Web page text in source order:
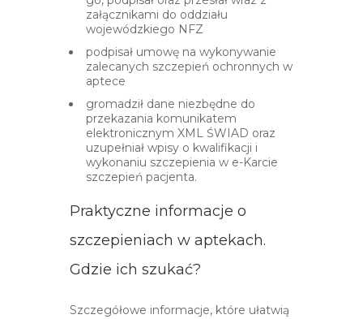
załącznikami do oddziału
wojewódzkiego NFZ
podpisał umowę na wykonywanie
zalecanych szczepień ochronnych w
aptece
gromadził dane niezbędne do
przekazania komunikatem
elektronicznym XML ŚWIAD oraz
uzupełniał wpisy o kwalifikacji i
wykonaniu szczepienia w e-Karcie
szczepień pacjenta.
Praktyczne informacje o
szczepieniach w aptekach.
Gdzie ich szukać?
Szczegółowe informacje, które ułatwią